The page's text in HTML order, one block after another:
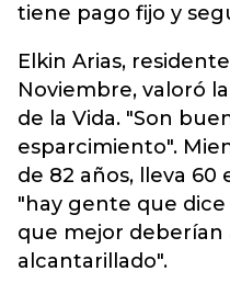
tiene pago fijo y
Elkin Arias,
Noviembre, valoró
de la Vida. "Son
esparcimiento".
de 82 años, lleva
"hay gente que
que mejor deberían
alcantarillado".